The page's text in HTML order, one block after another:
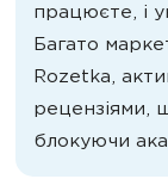
працюєте, і
Багато
Rozetka,
рецензіями,
блокуючи